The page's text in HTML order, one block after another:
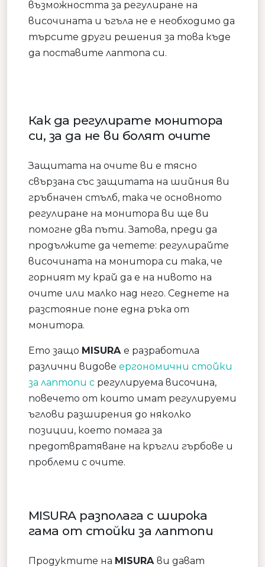
възможността за регулиране на
височината и ъгъла не е необходимо да
търсите други решения за това къде
да поставите лаптопа си.
Как да регулирате монитора
си, за да не ви болят очите
Защитата на очите ви е тясно
свързана със защитата на шийния ви
гръбначен стълб, така че основното
регулиране на монитора ви ще ви
помогне два пъти. Затова, преди да
продължите да четете: регулирайте
височината на монитора си така, че
горният му край да е на нивото на
очите или малко над него. Седнете на
разстояние поне една ръка от
монитора.
Ето защо MISURA е разработила
различни видове ергономични стойки
за лаптопи с регулируема височина,
повечето от които имат регулируеми
ъглови разширения до няколко
позиции, което помага за
предотвратяване на кръгли гърбове и
проблеми с очите.
MISURA разполага с широка
гама от стойки за лаптопи
Продуктите на MISURA ви дават